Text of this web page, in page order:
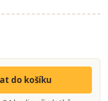
do košíku